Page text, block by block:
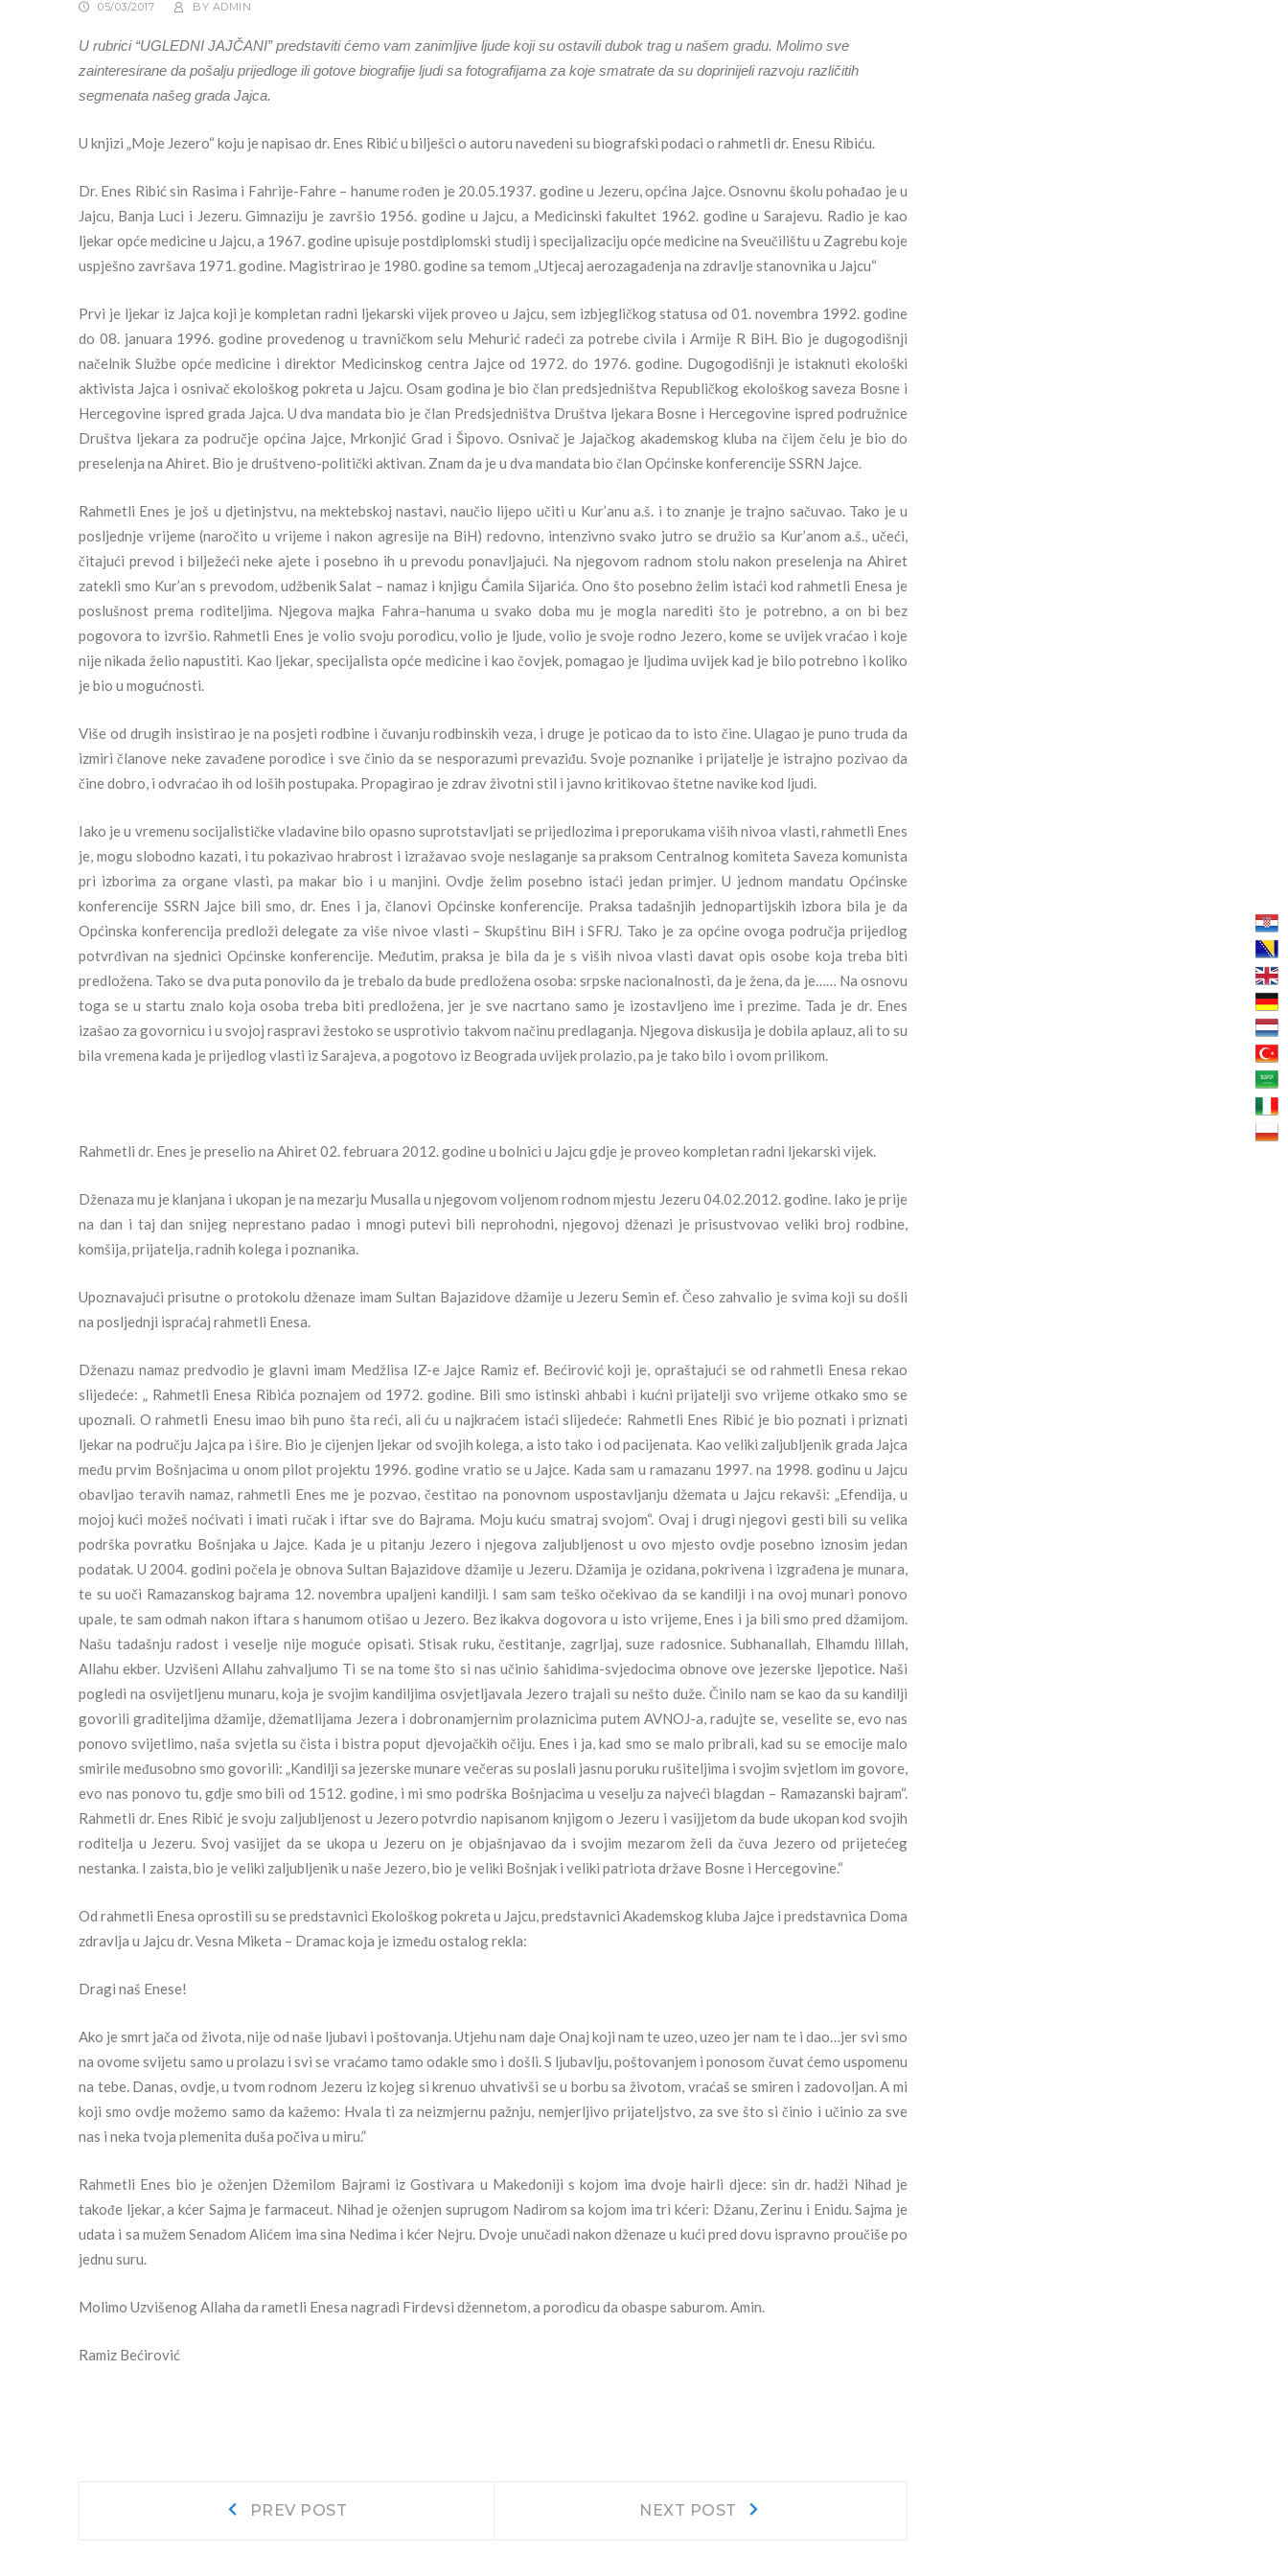
05/03/2017 BY ADMIN
U rubrici “UGLEDNI JAJČANI” predstaviti ćemo vam zanimljive ljude koji su ostavili dubok trag u našem gradu. Molimo sve
zainteresirane da pošalju prijedloge ili gotove biografije ljudi sa fotografijama za koje smatrate da su doprinijeli razvoju različitih
segmenata našeg grada Jajca.
U knjizi „Moje Jezero“ koju je napisao dr. Enes Ribić u bilješci o autoru navedeni su biografski podaci o rahmetli dr. Enesu Ribiću.
Dr. Enes Ribić sin Rasima i Fahrije-Fahre – hanume rođen je 20.05.1937. godine u Jezeru, općina Jajce. Osnovnu školu pohađao je u
Jajcu, Banja Luci i Jezeru. Gimnaziju je završio 1956. godine u Jajcu, a Medicinski fakultet 1962. godine u Sarajevu. Radio je kao
ljekar opće medicine u Jajcu, a 1967. godine upisuje postdiplomski studij i specijalizaciju opće medicine na Sveučilištu u Zagrebu koje
uspješno završava 1971. godine. Magistrirao je 1980. godine sa temom „Utjecaj aerozagađenja na zdravlje stanovnika u Jajcu“
Prvi je ljekar iz Jajca koji je kompletan radni ljekarski vijek proveo u Jajcu, sem izbjegličkog statusa od 01. novembra 1992. godine
do 08. januara 1996. godine provedenog u travničkom selu Mehurić radeći za potrebe civila i Armije R BiH. Bio je dugogodišnji
načelnik Službe opće medicine i direktor Medicinskog centra Jajce od 1972. do 1976. godine. Dugogodišnji je istaknuti ekološki
aktivista Jajca i osnivač ekološkog pokreta u Jajcu. Osam godina je bio član predsjedništva Republičkog ekološkog saveza Bosne i
Hercegovine ispred grada Jajca. U dva mandata bio je član Predsjedništva Društva ljekara Bosne i Hercegovine ispred podružnice
Društva ljekara za područje općina Jajce, Mrkonjić Grad i Šipovo. Osnivač je Jajačkog akademskog kluba na čijem čelu je bio do
preselenja na Ahiret. Bio je društveno-politički aktivan. Znam da je u dva mandata bio član Općinske konferencije SSRN Jajce.
Rahmetli Enes je još u djetinjstvu, na mektebskoj nastavi, naučio lijepo učiti u Kur’anu a.š. i to znanje je trajno sačuvao. Tako je u
posljednje vrijeme (naročito u vrijeme i nakon agresije na BiH) redovno, intenzivno svako jutro se družio sa Kur’anom a.š., učeći,
čitajući prevod i bilježeći neke ajete i posebno ih u prevodu ponavljajući. Na njegovom radnom stolu nakon preselenja na Ahiret
zatekli smo Kur’an s prevodom, udžbenik Salat – namaz i knjigu Ćamila Sijarića. Ono što posebno želim istaći kod rahmetli Enesa je
poslušnost prema roditeljima. Njegova majka Fahra–hanuma u svako doba mu je mogla narediti što je potrebno, a on bi bez
pogovora to izvršio. Rahmetli Enes je volio svoju porodicu, volio je ljude, volio je svoje rodno Jezero, kome se uvijek vraćao i koje
nije nikada želio napustiti. Kao ljekar, specijalista opće medicine i kao čovjek, pomagao je ljudima uvijek kad je bilo potrebno i koliko
je bio u mogućnosti.
Više od drugih insistirao je na posjeti rodbine i čuvanju rodbinskih veza, i druge je poticao da to isto čine. Ulagao je puno truda da
izmiri članove neke zavađene porodice i sve činio da se nesporazumi prevaziđu. Svoje poznanike i prijatelje je istrajno pozivao da
čine dobro, i odvraćao ih od loših postupaka. Propagirao je zdrav životni stil i javno kritikovao štetne navike kod ljudi.
Iako je u vremenu socijalističke vladavine bilo opasno suprotstavljati se prijedlozima i preporukama viših nivoa vlasti, rahmetli Enes
je, mogu slobodno kazati, i tu pokazivao hrabrost i izražavao svoje neslaganje sa praksom Centralnog komiteta Saveza komunista
pri izborima za organe vlasti, pa makar bio i u manjini. Ovdje želim posebno istaći jedan primjer. U jednom mandatu Općinske
konferencije SSRN Jajce bili smo, dr. Enes i ja, članovi Općinske konferencije. Praksa tadašnjih jednopartijskih izbora bila je da
Općinska konferencija predloži delegate za više nivoe vlasti – Skupštinu BiH i SFRJ. Tako je za općine ovoga područja prijedlog
potvrđivan na sjednici Općinske konferencije. Međutim, praksa je bila da je s viših nivoa vlasti davat opis osobe koja treba biti
predložena. Tako se dva puta ponovilo da je trebalo da bude predložena osoba: srpske nacionalnosti, da je žena, da je…… Na osnovu
toga se u startu znalo koja osoba treba biti predložena, jer je sve nacrtano samo je izostavljeno ime i prezime. Tada je dr. Enes
izašao za govornicu i u svojoj raspravi žestoko se usprotivio takvom načinu predlaganja. Njegova diskusija je dobila aplauz, ali to su
bila vremena kada je prijedlog vlasti iz Sarajeva, a pogotovo iz Beograda uvijek prolazio, pa je tako bilo i ovom prilikom.
Rahmetli dr. Enes je preselio na Ahiret 02. februara 2012. godine u bolnici u Jajcu gdje je proveo kompletan radni ljekarski vijek.
Dženaza mu je klanjana i ukopan je na mezarju Musalla u njegovom voljenom rodnom mjestu Jezeru 04.02.2012. godine. Iako je prije
na dan i taj dan snijeg neprestano padao i mnogi putevi bili neprohodni, njegovoj dženazi je prisustvovao veliki broj rodbine,
komšija, prijatelja, radnih kolega i poznanika.
Upoznavajući prisutne o protokolu dženaze imam Sultan Bajazidove džamije u Jezeru Semin ef. Česo zahvalio je svima koji su došli
na posljednji ispraćaj rahmetli Enesa.
Dženazu namaz predvodio je glavni imam Medžlisa IZ-e Jajce Ramiz ef. Bećirović koji je, opraštajući se od rahmetli Enesa rekao
slijedeće: „ Rahmetli Enesa Ribića poznajem od 1972. godine. Bili smo istinski ahbabi i kućni prijatelji svo vrijeme otkako smo se
upoznali. O rahmetli Enesu imao bih puno šta reći, ali ću u najkraćem istaći slijedeće: Rahmetli Enes Ribić je bio poznati i priznati
ljekar na području Jajca pa i šire. Bio je cijenjen ljekar od svojih kolega, a isto tako i od pacijenata. Kao veliki zaljubljenik grada Jajca
među prvim Bošnjacima u onom pilot projektu 1996. godine vratio se u Jajce. Kada sam u ramazanu 1997. na 1998. godinu u Jajcu
obavljao teravih namaz, rahmetli Enes me je pozvao, čestitao na ponovnom uspostavljanju džemata u Jajcu rekavši: „Efendija, u
mojoj kući možeš noćivati i imati ručak i iftar sve do Bajrama. Moju kuću smatraj svojom“. Ovaj i drugi njegovi gesti bili su velika
podrška povratku Bošnjaka u Jajce. Kada je u pitanju Jezero i njegova zaljubljenost u ovo mjesto ovdje posebno iznosim jedan
podatak. U 2004. godini počela je obnova Sultan Bajazidove džamije u Jezeru. Džamija je ozidana, pokrivena i izgrađena je munara,
te su uoči Ramazanskog bajrama 12. novembra upaljeni kandilji. I sam sam teško očekivao da se kandilji i na ovoj munari ponovo
upale, te sam odmah nakon iftara s hanumom otišao u Jezero. Bez ikakva dogovora u isto vrijeme, Enes i ja bili smo pred džamijom.
Našu tadašnju radost i veselje nije moguće opisati. Stisak ruku, čestitanje, zagrljaj, suze radosnice. Subhanallah, Elhamdu lillah,
Allahu ekber. Uzvišeni Allahu zahvaljumo Ti se na tome što si nas učinio šahidima-svjedocima obnove ove jezerske ljepotice. Naši
pogledi na osvijetljenu munaru, koja je svojim kandiljima osvjetljavala Jezero trajali su nešto duže. Činilo nam se kao da su kandilji
govorili graditeljima džamije, džematlijama Jezera i dobronamjernim prolaznicima putem AVNOJ-a, radujte se, veselite se, evo nas
ponovo svijetlimo, naša svjetla su čista i bistra poput djevojačkih očiju. Enes i ja, kad smo se malo pribrali, kad su se emocije malo
smirile međusobno smo govorili: „Kandilji sa jezerske munare večeras su poslali jasnu poruku rušiteljima i svojim svjetlom im govore,
evo nas ponovo tu, gdje smo bili od 1512. godine, i mi smo podrška Bošnjacima u veselju za najveći blagdan – Ramazanski bajram“.
Rahmetli dr. Enes Ribić je svoju zaljubljenost u Jezero potvrdio napisanom knjigom o Jezeru i vasijjetom da bude ukopan kod svojih
roditelja u Jezeru. Svoj vasijjet da se ukopa u Jezeru on je objašnjavao da i svojim mezarom želi da čuva Jezero od prijetećeg
nestanka. I zaista, bio je veliki zaljubljenik u naše Jezero, bio je veliki Bošnjak i veliki patriota države Bosne i Hercegovine.“
Od rahmetli Enesa oprostili su se predstavnici Ekološkog pokreta u Jajcu, predstavnici Akademskog kluba Jajce i predstavnica Doma
zdravlja u Jajcu dr. Vesna Miketa – Dramac koja je između ostalog rekla:
Dragi naš Enese!
Ako je smrt jača od života, nije od naše ljubavi i poštovanja. Utjehu nam daje Onaj koji nam te uzeo, uzeo jer nam te i dao…jer svi smo
na ovome svijetu samo u prolazu i svi se vraćamo tamo odakle smo i došli. S ljubavlju, poštovanjem i ponosom čuvat ćemo uspomenu
na tebe. Danas, ovdje, u tvom rodnom Jezeru iz kojeg si krenuo uhvativši se u borbu sa životom, vraćaš se smiren i zadovoljan. A mi
koji smo ovdje možemo samo da kažemo: Hvala ti za neizmjernu pažnju, nemjerljivo prijateljstvo, za sve što si činio i učinio za sve
nas i neka tvoja plemenita duša počiva u miru.”
Rahmetli Enes bio je oženjen Džemilom Bajrami iz Gostivara u Makedoniji s kojom ima dvoje hairli djece: sin dr. hadži Nihad je
takođe ljekar, a kćer Sajma je farmaceut. Nihad je oženjen suprugom Nadirom sa kojom ima tri kćeri: Džanu, Zerinu i Enidu.Sajma je
udata i sa mužem Senadom Alićem ima sina Nedima i kćer Nejru. Dvoje unučadi nakon dženaze u kući pred dovu ispravno proučiše po
jednu suru.
Molimo Uzvišenog Allaha da rametli Enesa nagradi Firdevsi džennetom, a porodicu da obaspe saburom. Amin.
Ramiz Bećirović
Navigacija
PREV POST NEXT POST